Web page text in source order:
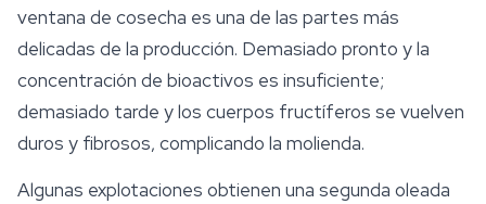
ventana de cosecha es una de las partes más
delicadas de la producción. Demasiado pronto y la
concentración de bioactivos es insuficiente;
demasiado tarde y los cuerpos fructíferos se vuelven
duros y fibrosos, complicando la molienda.
Algunas explotaciones obtienen una segunda oleada